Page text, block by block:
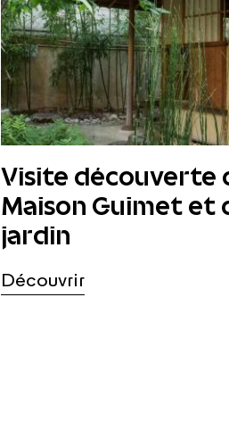
Visite découverte
Maison Guimet et
jardin
Découvrir